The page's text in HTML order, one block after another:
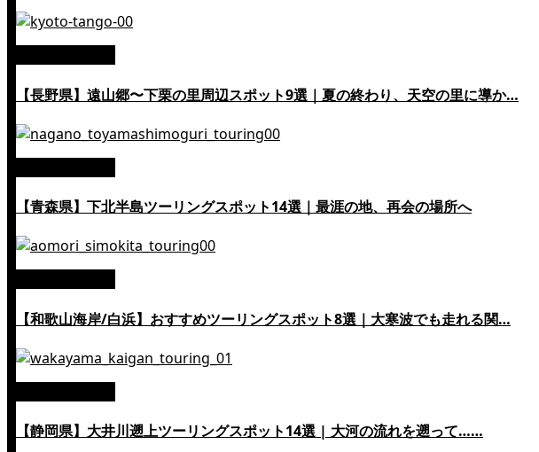
【長野県】遠山郷〜下栗の里周辺スポット9選｜夏の終わり、天空の里に導か…
【青森県】下北半島ツーリングスポット14選｜最涯の地、再会の場所へ
【和歌山海岸/白浜】おすすめツーリングスポット8選｜大寒波でも走れる関…
【静岡県】大井川遡上ツーリングスポット14選 | 大河の流れを遡って……